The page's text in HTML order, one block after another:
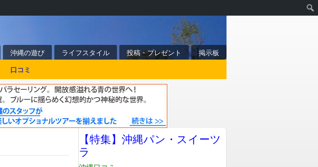
沖縄の遊び ライフスタイル 投稿・プレゼント
掲示板
口コミ